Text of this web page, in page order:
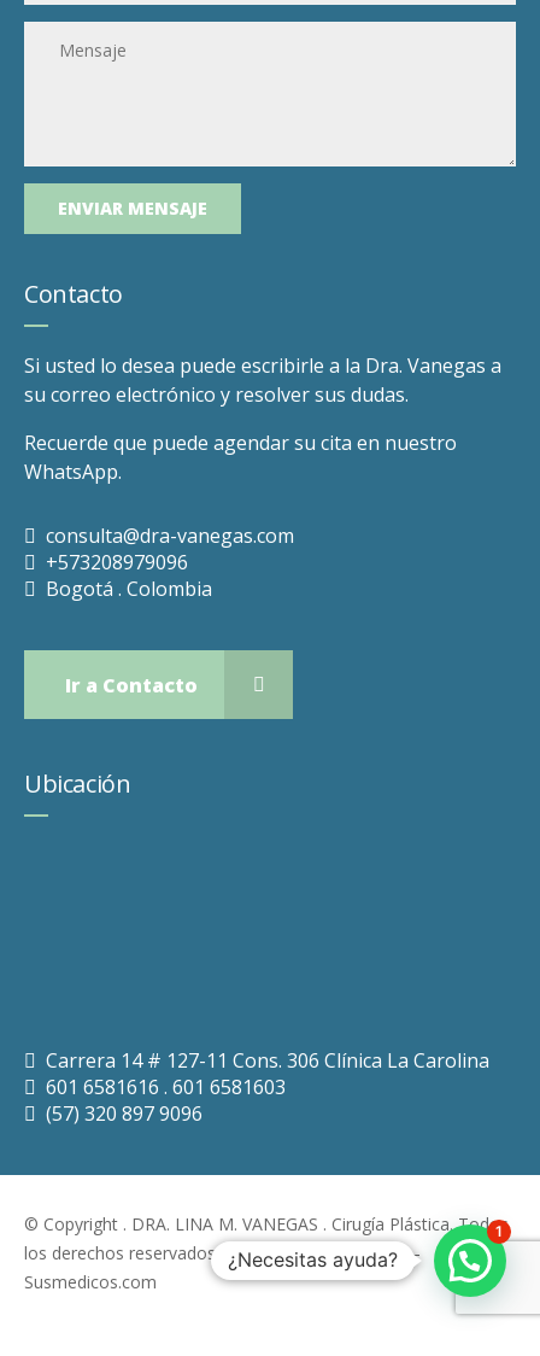
Contacto
Si usted lo desea puede escribirle a la Dra. Vanegas a
su correo electrónico y resolver sus dudas.
Recuerde que puede agendar su cita en nuestro
WhatsApp.
consulta@dra-vanegas.com
+573208979096
Bogotá . Colombia
Ir a Contacto
Ubicación
Carrera 14 # 127-11 Cons. 306 Clínica La Carolina
601 6581616 . 601 6581603
(57) 320 897 9096
© Copyright . DRA. LINA M. VANEGAS . Cirugía Plástica. Todos
los derechos reservados. Diseño:Andrea Bustillo –
Susmedicos.com
¿Necesitas ayuda?
1